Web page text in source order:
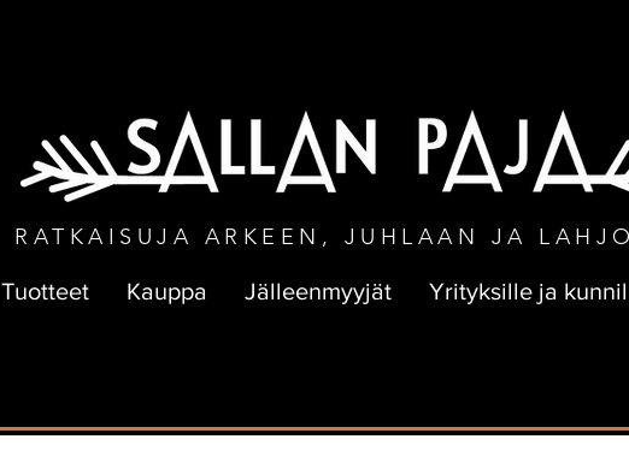
RATKAISUJA ARKEEN, JUHLAAN JA
Tuotteet Kauppa Jälleenmyyjät Yrityksille ja